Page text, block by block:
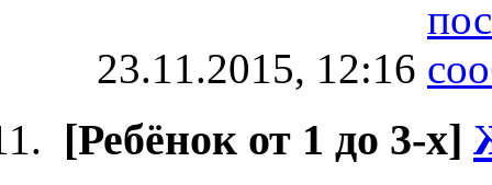
23.11.2015, 12:16
[Ребёнок от 1 до 3-х]